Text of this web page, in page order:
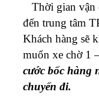
Thời gian vận
đến trung tâm
Khách hàng sẽ
muốn xe chờ 1
cước bốc hàng
chuyến đi.